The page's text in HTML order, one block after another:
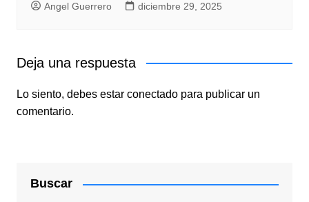
Angel Guerrero diciembre 29, 2025
Deja una respuesta
Lo siento, debes estar conectadopara publicar un
comentario.
Buscar